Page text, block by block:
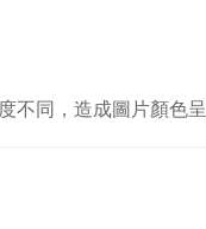
同，造成圖片顏色